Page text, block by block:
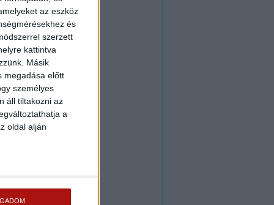
az eszköz
és
szerzett
kattintva
Másik
megadása előtt
személyes
áll tiltakozni az
a
oldal alján